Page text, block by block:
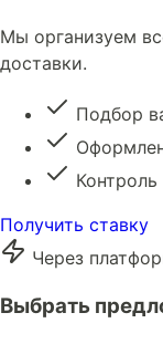
Мы организуем
доставки.
Подбор
Получить ставку
Через
Выбрать